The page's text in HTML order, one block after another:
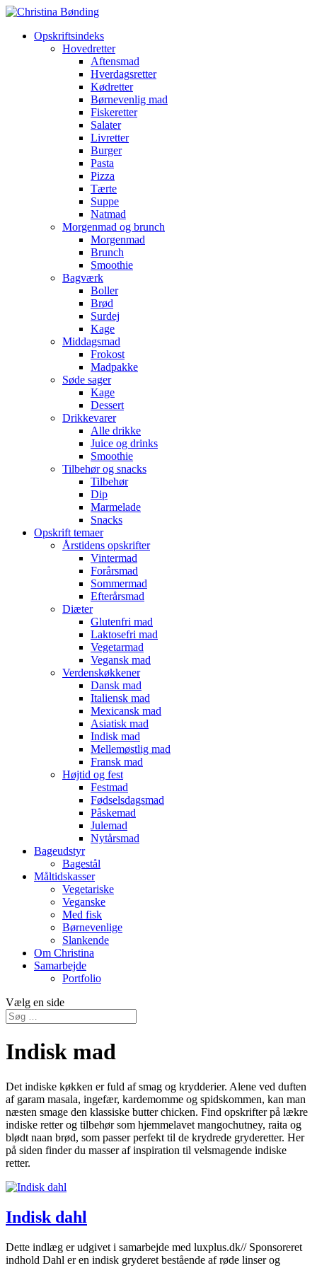
Opskriftsindeks
Hovedretter
Aftensmad
Hverdagsretter
Kødretter
Børnevenlig mad
Fiskeretter
Salater
Livretter
Burger
Pasta
Pizza
Tærte
Suppe
Natmad
Morgenmad og brunch
Morgenmad
Brunch
Smoothie
Bagværk
Boller
Brød
Surdej
Kage
Middagsmad
Frokost
Madpakke
Søde sager
Kage
Dessert
Drikkevarer
Alle drikke
Juice og drinks
Smoothie
Tilbehør og snacks
Tilbehør
Dip
Marmelade
Snacks
Opskrift temaer
Årstidens opskrifter
Vintermad
Forårsmad
Sommermad
Efterårsmad
Diæter
Glutenfri mad
Laktosefri mad
Vegetarmad
Vegansk mad
Verdenskøkkener
Dansk mad
Italiensk mad
Mexicansk mad
Asiatisk mad
Indisk mad
Mellemøstlig mad
Fransk mad
Højtid og fest
Festmad
Fødselsdagsmad
Påskemad
Julemad
Nytårsmad
Bageudstyr
Bagestål
Måltidskasser
Vegetariske
Veganske
Med fisk
Børnevenlige
Slankende
Om Christina
Samarbejde
Portfolio
Vælg en side
Indisk mad
Det indiske køkken er fuld af smag og krydderier. Alene ved duften
af garam masala, ingefær, kardemomme og spidskommen, kan man
næsten smage den klassiske butter chicken. Find opskrifter på lækre
indiske retter og tilbehør som hjemmelavet mangochutney, raita og
blødt naan brød, som passer perfekt til de krydrede gryderetter. Her
på siden finder du masser af inspiration til velsmagende indiske
retter.
Indisk dahl
Dette indlæg er udgivet i samarbejde med luxplus.dk// Sponsoreret
indhold Dahl er en indisk gryderet bestående af røde linser og